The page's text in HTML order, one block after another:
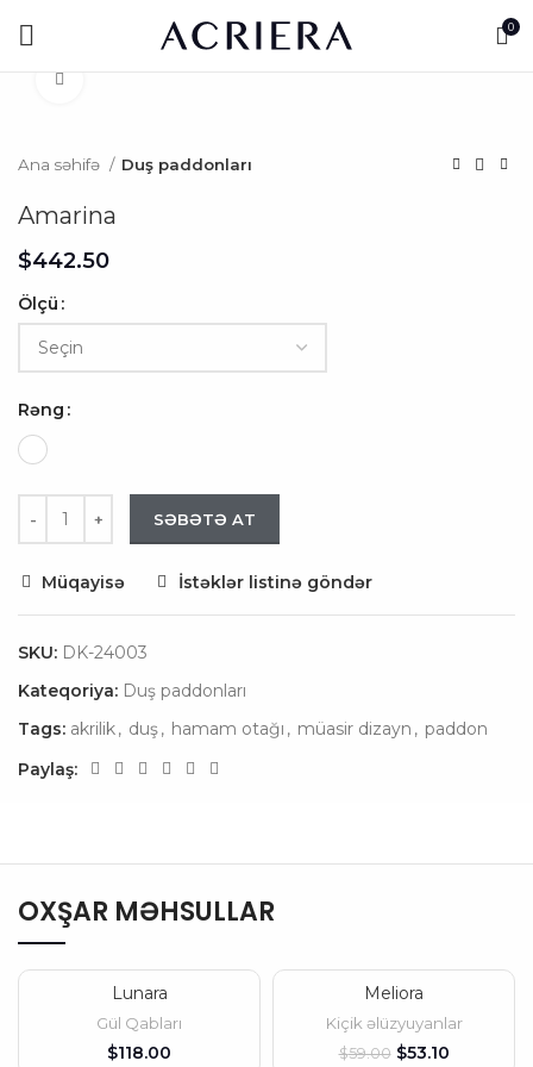
0
Ana səhifə Duş paddonları
Amarina
$
Ölçü
Rəng
SƏBƏTƏ AT
Müqayisə İstəklər listinə göndər
SKU: DK-24003
Kateqoriya: Duş paddonları
Tags: akrilik, duş, hamam otağı , müasir dizayn , paddon
Paylaş:
OXŞAR MƏHSULLAR
Lunara
Gül Qabları
$
SEÇILMIŞ
Meliora
Kiçik əlüzyuyanlar
$59.00 $53.10